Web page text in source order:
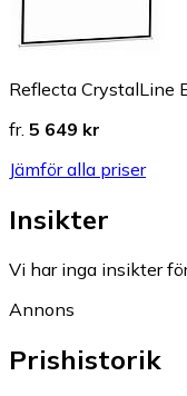
Reflecta CrystalLine
fr. 5 649 kr
Jämför alla priser
Insikter
Vi har inga insikter
Annons
Prishistorik